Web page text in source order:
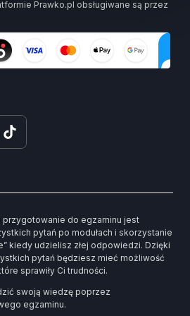
Prawko.pl obsługiwane są przez
do egzaminu jest
pytań po modułach i skorzystanie
kiedy udzielisz złej odpowiedzi. Dzięki
pytań będziesz mieć możliwość
sprawiły Ci trudności.
swoją wiedzę poprzez
egzaminu.